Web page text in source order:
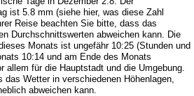
ist 5.8 mm (siehe hier, was diese Zahl
Reise beachten Sie bitte, dass das
Durchschnittswerten abweichen kann. Die
Monats ist ungefähr 10:25 (Stunden und
10:14 und am Ende des Monats
allem für die Hauptstadt und die Umgebung.
Wetter in verschiedenen Höhenlagen,
abweichen kann.